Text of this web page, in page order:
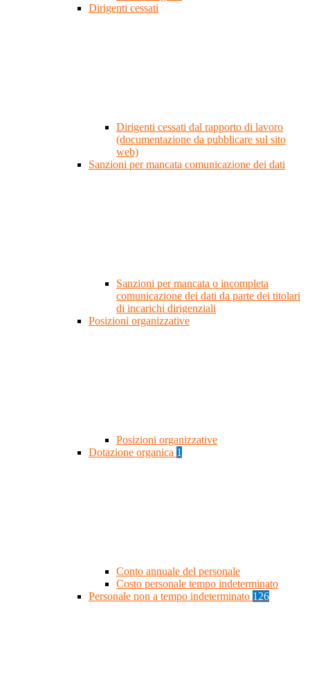
Dirigenti cessati
Dirigenti cessati dal rapporto di lavoro
(documentazione da pubblicare sul sito
web)
Sanzioni per mancata comunicazione dei dati
Sanzioni per mancata o incompleta
comunicazione dei dati da parte dei titolari
di incarichi dirigenziali
Posizioni organizzative
Posizioni organizzative
Dotazione organica 1
Conto annuale del personale
Costo personale tempo indeterminato
Personale non a tempo indeterminato 126